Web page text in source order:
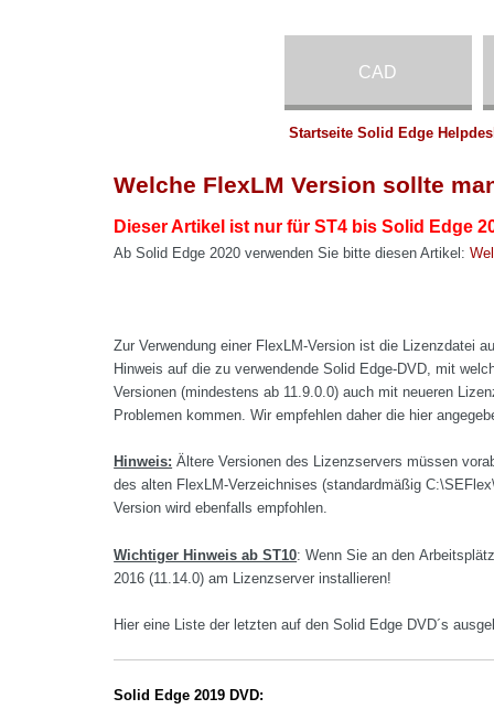
CAD
Startseite Solid Edge
Welche FlexLM Version sollte
Dieser Artikel ist nur für ST4 bis Solid Edge
Ab Solid Edge 2020 verwenden Sie bitte diesen Artikel:
Zur Verwendung einer FlexLM-Version ist die Lizenzdatei
Hinweis auf die zu verwendende Solid Edge-DVD, mit
Versionen (mindestens ab 11.9.0.0) auch mit neueren
Problemen kommen. Wir empfehlen daher die hier
Hinweis: Ältere Versionen des Lizenzservers müssen
des alten FlexLM-Verzeichnises (standardmäßig
Version wird ebenfalls empfohlen.
Wichtiger Hinweis ab ST10: Wenn Sie an den
2016 (11.14.0) am Lizenzserver installieren!
Hier eine Liste der letzten auf den Solid Edge DVD´s
Solid Edge 2019 DVD: